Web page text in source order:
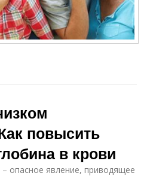
повысить
в крови
опасное явление, приводящее